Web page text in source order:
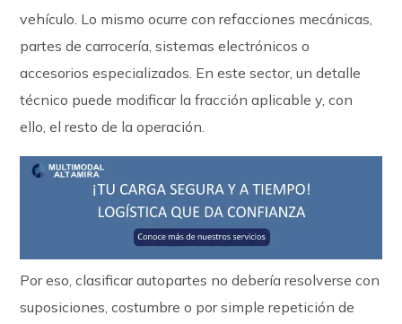
vehículo. Lo mismo ocurre con refacciones mecánicas,
partes de carrocería, sistemas electrónicos o
accesorios especializados. En este sector, un detalle
técnico puede modificar la fracción aplicable y, con
ello, el resto de la operación.
Por eso, clasificar autopartes no debería resolverse con
suposiciones, costumbre o por simple repetición de